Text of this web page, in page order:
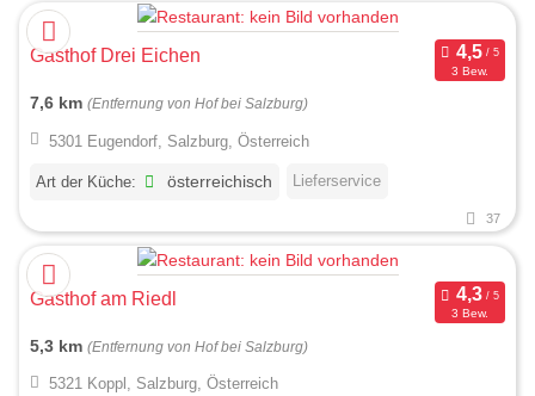
Gasthof Drei Eichen
3 Bew.
7,6 km (Entfernung von Hof bei Salzburg)
5301 Eugendorf, Salzburg, Österreich
Art der Küche: österreichisch Lieferservice
37
Gasthof am Riedl
3 Bew.
5,3 km (Entfernung von Hof bei Salzburg)
5321 Koppl, Salzburg, Österreich